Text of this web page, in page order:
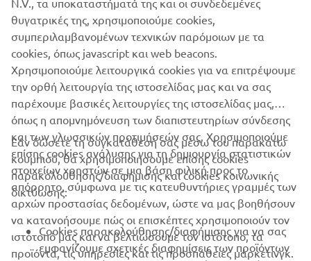
Last but not least, the unique and legendary
stand-up machine, is exclusively for competition use, and
is as much in demand as ever will come in the same color
as last year edition.
ΕΤΑΙΡΕΊΑ
B2B
ΠΕΡΙΣΣΌΤΕΡΑ YAMAHA
N.V., τα υποκαταστήματά της και οι συνδεδεμένες
θυγατρικές της, χρησιμοποιούμε cookies,
συμπεριλαμβανομένων τεχνικών παρόμοιων με τα
cookies, όπως javascript και web beacons.
Χρησιμοποιούμε λειτουργικά cookies για να επιτρέψουμε
την ορθή λειτουργία της ιστοσελίδας μας και να σας
παρέχουμε βασικές λειτουργίες της ιστοσελίδας μας,
όπως η απομνημόνευση των διαπιστευτηρίων σύνδεσης
και των γλωσσικών προτιμήσεών σας. Χρησιμοποιούμε
επίσης cookies ανάλυσης για τη δημιουργία στατιστικών
στοιχείων χρηστών σε μια βάση φιλική προς το
απόρρητο, σύμφωνα με τις κατευθυντήριες γραμμές των
αρχών προστασίας δεδομένων, ώστε να μας βοηθήσουν
να κατανοήσουμε πώς οι επισκέπτες χρησιμοποιούν τον
ιστότοπό μας και να βελτιώσουμε τον ιστότοπο, τα
προϊόντα, τις υπηρεσίες και τις προσπάθειες μάρκετινγκ.
Εάν δώσετε τη συγκατάθεσή σας μέσω του παρακάτω
κουμπιού, θα χρησιμοποιήσουμε επίσης cookies
παρακολούθησης/διαφήμισης και cookies κοινωνικής
δικτύωσης:
Cookies παρακολούθησης/διαφήμισης για να σας
εμφανίζουμε σχετικές διαφημίσεις των προϊόντων